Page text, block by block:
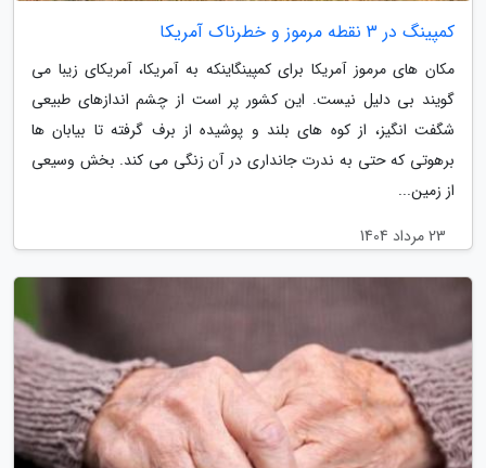
کمپینگ در 3 نقطه مرموز و خطرناک آمریکا
مکان های مرموز آمریکا برای کمپینگاینکه به آمریکا، آمریکای زیبا می
گویند بی دلیل نیست. این کشور پر است از چشم اندازهای طبیعی
شگفت انگیز، از کوه های بلند و پوشیده از برف گرفته تا بیابان ها
برهوتی که حتی به ندرت جانداری در آن زنگی می کند. بخش وسیعی
از زمین...
23 مرداد 1404